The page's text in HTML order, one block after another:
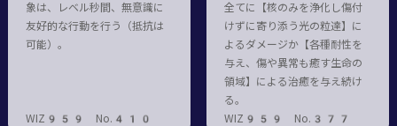
象は、レベル秒間、無意識に
友好的な行動を行う（抵抗は
可能）。
WIZ959 No.410
全てに【核のみを浄化し傷付
けずに寄り添う光の粒達】に
よるダメージか【各種耐性を
与え、傷や異常も癒す生命の
領域】による治癒を与え続け
る。
WIZ959 No.377